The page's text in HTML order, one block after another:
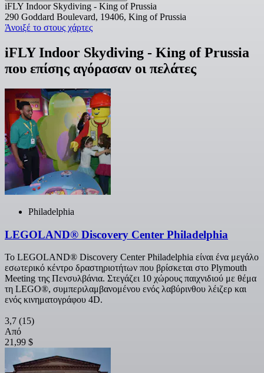
iFLY Indoor Skydiving - King of Prussia
290 Goddard Boulevard, 19406, King of Prussia
Άνοιξέ το στους χάρτες
iFLY Indoor Skydiving - King of Prussia
που επίσης αγόρασαν οι πελάτες
Philadelphia
LEGOLAND® Discovery Center Philadelphia
Το LEGOLAND® Discovery Center Philadelphia είναι ένα μεγάλο
εσωτερικό κέντρο δραστηριοτήτων που βρίσκεται στο Plymouth
Meeting της Πενσυλβάνια. Στεγάζει 10 χώρους παιχνιδιού με θέμα
τη LEGO®, συμπεριλαμβανομένου ενός λαβύρινθου λέιζερ και
ενός κινηματογράφου 4D.
3,7 (15)
Από
21,99 $